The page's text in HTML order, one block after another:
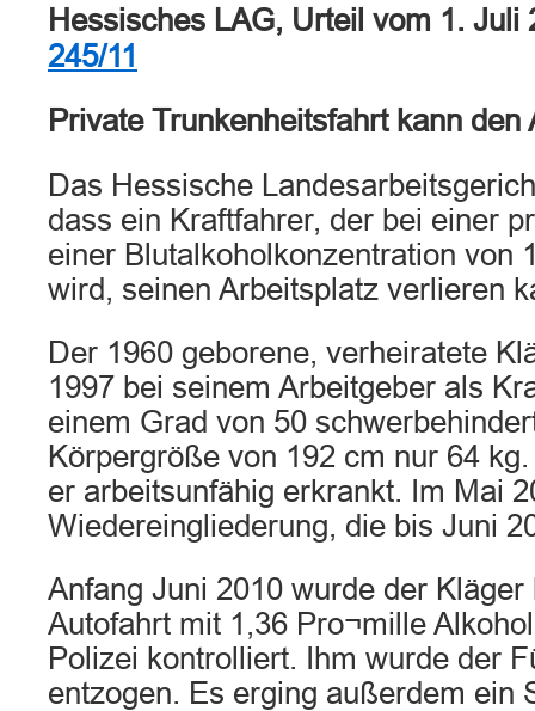
Hessisches LAG, Urteil vom 1. Juli
245/11
Private Trunkenheitsfahrt kann den
Das Hessische
dass ein Kraftfahrer, der bei einer
einer Blutalkoholkonzentration von
wird, seinen Arbeitsplatz verlieren
Der 1960 geborene, verheiratete
1997 bei seinem Arbeitgeber als
einem Grad von 50
Körpergröße von 192 cm nur 64
er arbeitsunfähig erkrankt. Im Mai
Wiedereingliederung, die bis Juni
Anfang Juni 2010 wurde der
Autofahrt mit 1,36 Pro¬mille
Polizei kontrolliert. Ihm wurde der
entzogen. Es erging außerdem ein